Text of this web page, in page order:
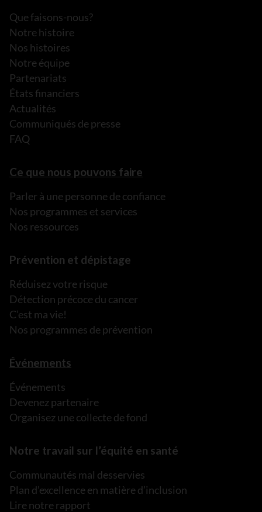
Que faisons-nous?
Notre histoire
Nos histoires
Notre équipe
Partenariats
États financiers
Actualités
Communiqués de presse
FAQ
Ce que nous pouvons faire
Parler à une personne de confiance
Nos programmes et services
Nos ressources
Prévention et dépistage
Réduisez votre risque
Détection précoce du cancer
C’est ma vie!
Nos programmes de prévention
Événements
Événements
Devenez partenaire
Organisez une collecte de fond
Notre travail sur l’équité en santé
Communautés mal desservies
Plan d’excellence en matière d’inclusion
Lire notre rapport